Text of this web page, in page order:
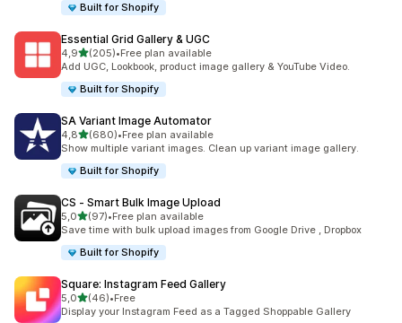
Built for Shopify
Essential Grid Gallery & UGC
4,95 yıldız üzerinden
(205)
toplam 205 değerlendirme
•Free plan available
Add UGC, Lookbook, product image gallery & YouTube Video.
Built for Shopify
SA Variant Image Automator
4,85 yıldız üzerinden
(680)
toplam 680 değerlendirme
•Free plan available
Show multiple variant images. Clean up variant image gallery.
Built for Shopify
CS ‑ Smart Bulk Image Upload
5,05 yıldız üzerinden
(97)
toplam 97 değerlendirme
•Free plan available
Save time with bulk upload images from Google Drive , Dropbox
Built for Shopify
Square: Instagram Feed Gallery
5,05 yıldız üzerinden
(46)
toplam 46 değerlendirme
•Free
Display your Instagram Feed as a Tagged Shoppable Gallery